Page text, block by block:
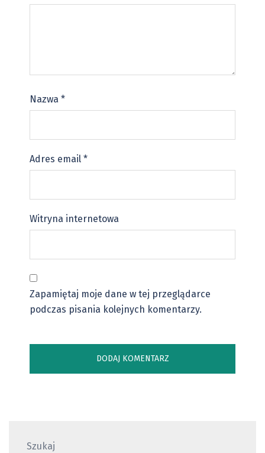
Nazwa *
Adres email *
Witryna internetowa
Zapamiętaj moje dane w tej przeglądarce
podczas pisania kolejnych komentarzy.
Szukaj